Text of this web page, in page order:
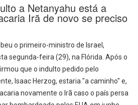
a Netanyahu está a
Irã de novo se preciso
o primeiro-ministro de Israel,
segunda-feira (29), na Flórida. Após o
que o indulto pedido pelo
Isaac Herzog, estaria "a caminho" e,
novamente o Irã caso o país persa